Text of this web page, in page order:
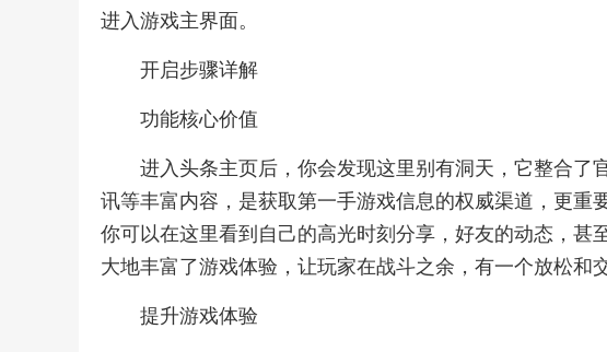
进入游戏主界面。
开启步骤详解
功能核心价值
进入头条主页后，你会发现这里别有洞天，它整合了
讯等丰富内容，是获取第一手游戏信息的权威渠道，更重
你可以在这里看到自己的高光时刻分享，好友的动态，甚
大地丰富了游戏体验，让玩家在战斗之余，有一个放松和
提升游戏体验